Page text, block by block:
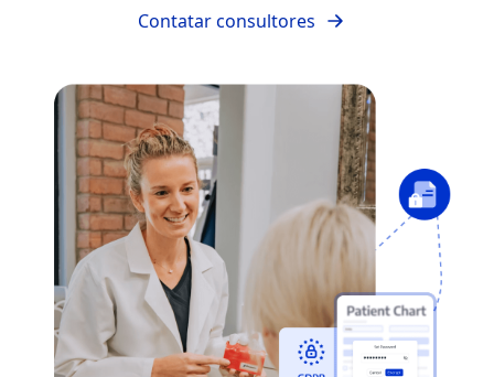
Contatar consultores